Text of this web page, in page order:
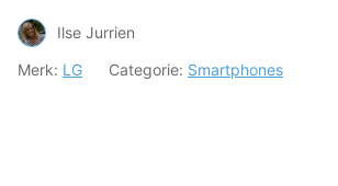
Ilse Jurrien
Merk: LG Categorie: Smartphones